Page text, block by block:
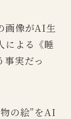
画像がAI生
による《睡
実だっ
の絵”をAI